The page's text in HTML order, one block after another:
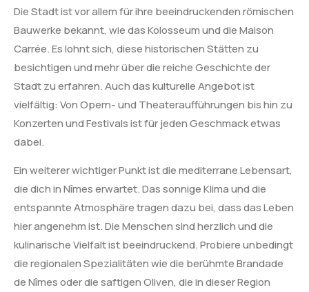
Die Stadt ist vor allem für ihre beeindruckenden römischen
Bauwerke bekannt, wie das Kolosseum und die Maison
Carrée. Es lohnt sich, diese historischen Stätten zu
besichtigen und mehr über die reiche Geschichte der
Stadt zu erfahren. Auch das kulturelle Angebot ist
vielfältig: Von Opern- und Theateraufführungen bis hin zu
Konzerten und Festivals ist für jeden Geschmack etwas
dabei.
Ein weiterer wichtiger Punkt ist die mediterrane Lebensart,
die dich in Nîmes erwartet. Das sonnige Klima und die
entspannte Atmosphäre tragen dazu bei, dass das Leben
hier angenehm ist. Die Menschen sind herzlich und die
kulinarische Vielfalt ist beeindruckend. Probiere unbedingt
die regionalen Spezialitäten wie die berühmte Brandade
de Nîmes oder die saftigen Oliven, die in dieser Region